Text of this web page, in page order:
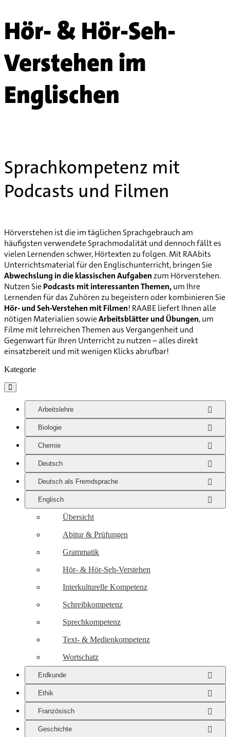
Hör- & Hör-Seh-
Verstehen im
Englischen
Sprachkompetenz mit
Podcasts und Filmen
Hörverstehen ist die im täglichen Sprachgebrauch am
häufigsten verwendete Sprachmodalität und dennoch fällt es
vielen Lernenden schwer, Hörtexten zu folgen. Mit RAAbits
Unterrichtsmaterial für den Englischunterricht, bringen Sie
Abwechslung in die klassischen Aufgabenzum Hörverstehen.
Nutzen SiePodcasts mit interessanten Themen,um Ihre
Lernenden für das Zuhören zu begeistern oder kombinieren Sie
Hör- und Seh-Verstehen mit Filmen! RAABE liefert Ihnen alle
nötigen Materialien sowieArbeitsblätter und Übungen, um
Filme mit lehrreichen Themen aus Vergangenheit und
Gegenwart für Ihren Unterricht zu nutzen – alles direkt
einsatzbereit und mit wenigen Klicks abrufbar!
Kategorie

Arbeitslehre
Biologie
Chemie
Deutsch
Deutsch als Fremdsprache
Englisch
Übersicht
Abitur & Prüfungen
Grammatik
Hör- & Hör-Seh-Verstehen
Interkulturelle Kompetenz
Schreibkompetenz
Sprechkompetenz
Text- & Medienkompetenz
Wortschatz
Erdkunde
Ethik
Französisch
Geschichte